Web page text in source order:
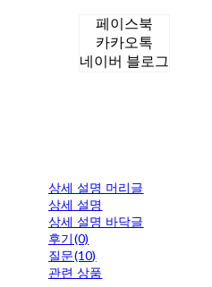
페이스북
카카오톡
네이버 블로그
상세 설명 머리글
상세 설명
상세 설명 바닥글
후기(0)
질문(10)
관련 상품